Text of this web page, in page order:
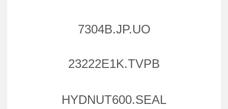
7304B.JP.UO
23222E1K.TVPB
HYDNUT600.SEAL